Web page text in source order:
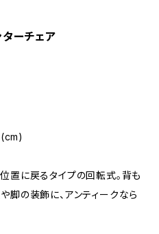
ーチェア
置に戻るタイプの回転式。背も
脚の装飾に、アンティークなら